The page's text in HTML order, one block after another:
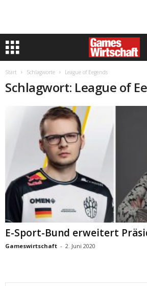
Start Schlagworte League of Eegends
Schlagwort: League of
E-Sport-Bund erweitert
Gameswirtschaft - 2. Juni 2020